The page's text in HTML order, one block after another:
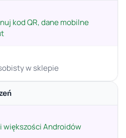
kod QR, dane mobilne
w sklepie
i większości Androidów